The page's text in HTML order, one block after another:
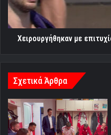
Χειρουργήθηκαν με
Σχετικά Άρθρα